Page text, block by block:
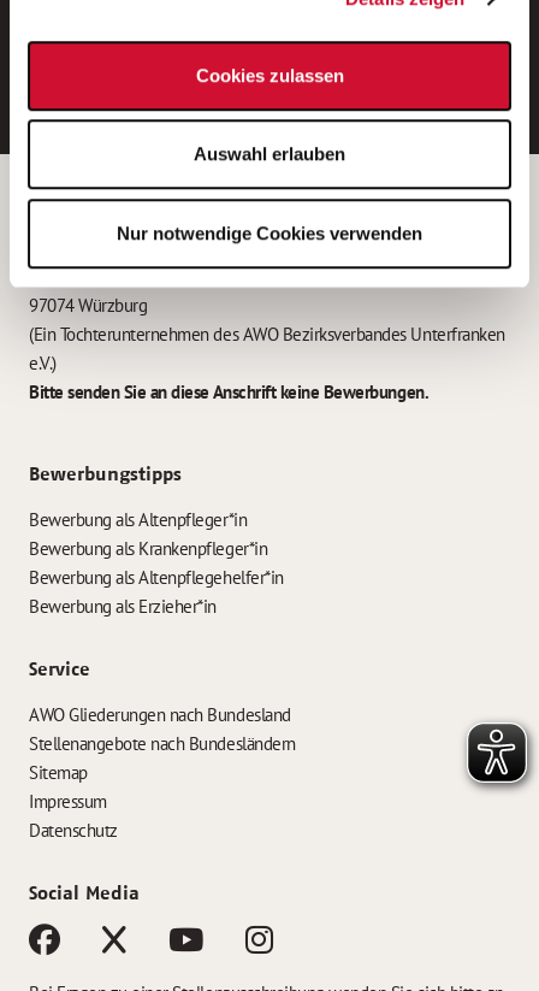
Cookies zulassen
Auswahl erlauben
Nur notwendige Cookies verwenden
E-Mail-Adresse eintragen
Betreiber der Webseite
Garitz Bewirtschaftungsbetriebe GmbH
Kantstraße 45a
97074 Würzburg
(Ein Tochterunternehmen des AWO Bezirksverbandes Unterfranken
e.V.)
Bitte senden Sie an diese Anschrift keine Bewerbungen.
Bewerbungstipps
Bewerbung als Altenpfleger*in
Bewerbung als Krankenpfleger*in
Bewerbung als Altenpflegehelfer*in
Bewerbung als Erzieher*in
Service
AWO Gliederungen nach Bundesland
Stellenangebote nach Bundesländern
Sitemap
Impressum
Datenschutz
Social Media